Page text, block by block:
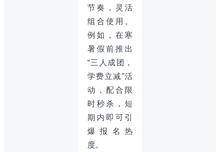
节奏，灵活
组合使用。
例如，在寒
暑假前推出
“三人成团，
学费立减”活
动，配合限
时秒杀，短
期内即可引
爆报名热
度。